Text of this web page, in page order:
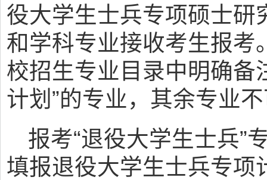
役大学生士兵专项硕士研
和学科专业接收考生报考
校招生专业目录中明确备
计划”的专业，其余专业
报考“退役大学生士兵”
填报退役大学生士兵专项